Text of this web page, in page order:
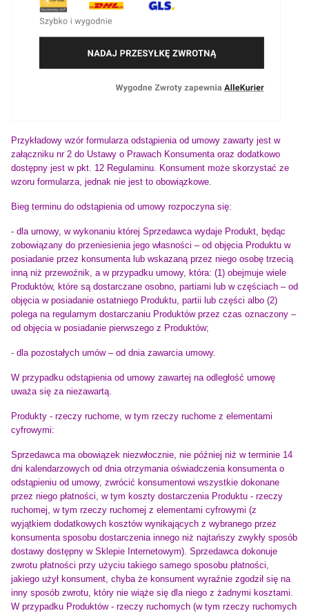
Przykładowy wzór formularza odstąpienia od umowy zawarty jest w
załączniku nr 2 do Ustawy o Prawach Konsumenta oraz dodatkowo
dostępny jest w pkt. 12 Regulaminu. Konsument może skorzystać ze
wzoru formularza, jednak nie jest to obowiązkowe.
Bieg terminu do odstąpienia od umowy rozpoczyna się:
- dla umowy, w wykonaniu której Sprzedawca wydaje Produkt, będąc
zobowiązany do przeniesienia jego własności – od objęcia Produktu w
posiadanie przez konsumenta lub wskazaną przez niego osobę trzecią
inną niż przewoźnik, a w przypadku umowy, która: (1) obejmuje wiele
Produktów, które są dostarczane osobno, partiami lub w częściach – od
objęcia w posiadanie ostatniego Produktu, partii lub części albo (2)
polega na regularnym dostarczaniu Produktów przez czas oznaczony –
od objęcia w posiadanie pierwszego z Produktów;
- dla pozostałych umów – od dnia zawarcia umowy.
W przypadku odstąpienia od umowy zawartej na odległość umowę
uważa się za niezawartą.
Produkty - rzeczy ruchome, w tym rzeczy ruchome z elementami
cyfrowymi:
Sprzedawca ma obowiązek niezwłocznie, nie później niż w terminie 14
dni kalendarzowych od dnia otrzymania oświadczenia konsumenta o
odstąpieniu od umowy, zwrócić konsumentowi wszystkie dokonane
przez niego płatności, w tym koszty dostarczenia Produktu - rzeczy
ruchomej, w tym rzeczy ruchomej z elementami cyfrowymi (z
wyjątkiem dodatkowych kosztów wynikających z wybranego przez
konsumenta sposobu dostarczenia innego niż najtańszy zwykły sposób
dostawy dostępny w Sklepie Internetowym). Sprzedawca dokonuje
zwrotu płatności przy użyciu takiego samego sposobu płatności,
jakiego użył konsument, chyba że konsument wyraźnie zgodził się na
inny sposób zwrotu, który nie wiąże się dla niego z żadnymi kosztami.
W przypadku Produktów - rzeczy ruchomych (w tym rzeczy ruchomych